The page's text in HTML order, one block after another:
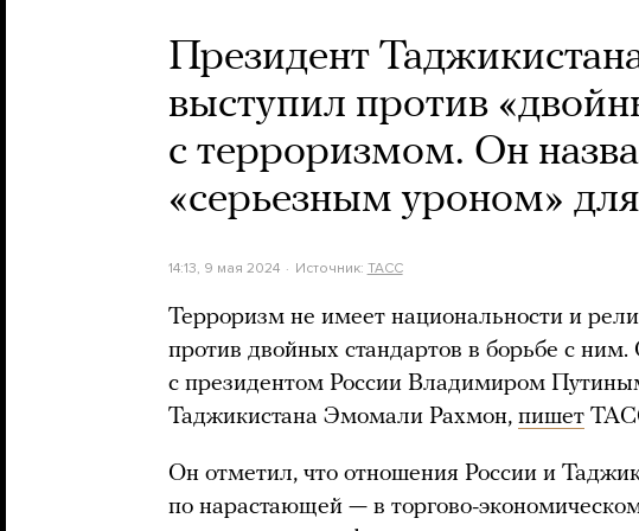
Президент
выступил против
с терроризмом. Он
«серьезным уроном»
14:13, 9 мая 2024 Источник: ТАСС
Терроризм не имеет национальности и
против двойных стандартов в борьбе с
с президентом России Владимиром
Таджикистана Эмомали Рахмон, пишет
Он отметил, что отношения России и
по нарастающей — в торгово-